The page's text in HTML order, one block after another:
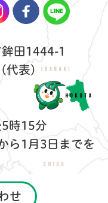
田1444-1
代表)
時15分
ら1月3日までを
せ